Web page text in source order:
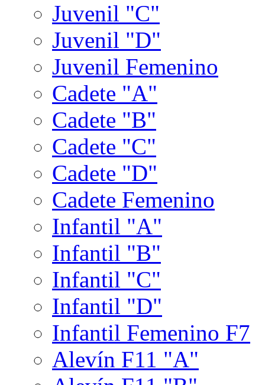
Juvenil "C"
Juvenil "D"
Juvenil Femenino
Cadete "A"
Cadete "B"
Cadete "C"
Cadete "D"
Cadete Femenino
Infantil "A"
Infantil "B"
Infantil "C"
Infantil "D"
Infantil Femenino F7
Alevín F11 "A"